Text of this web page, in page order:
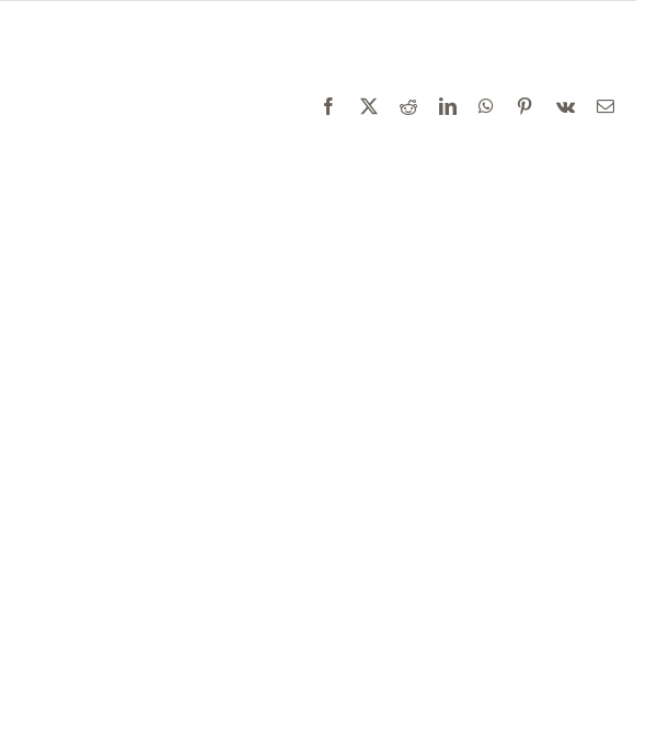
Facebook
X RedditLinkedInWhatsApp
Pinterest
Vk
E-